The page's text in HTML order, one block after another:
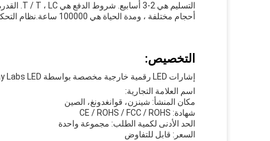
أحجام مختلفة ، ومدة الحياة هي 100000 ساعة.نظام التحكم هو نوفا ستار / HD Player / ضوء اللون.
التخصيص:
إشارات LED رقمية خارجية مخصصة بواسطة Display Labs LED
اسم العلامة التجارية:
مكان المنشأ: شينزن، قوانغدونغ، الصين
شهادة: CE / ROHS / FCC / ROHS
الحد الأدنى لكمية الطلب: مجموعة واحدة
السعر: قابل للتفاوض